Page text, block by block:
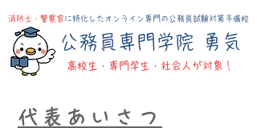
消防士・警察官 に特化したオンライン専門の公務員試験対策予備校
​公務員専門学院 勇気
高校生・​専門学生・社会人が対象！
代表あいさつ